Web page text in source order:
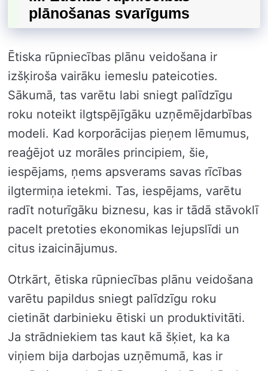
plānošanas svarīgums
Ētiska rūpniecības plānu veidošana ir
izšķiroša vairāku iemeslu pateicoties.
Sākumā, tas varētu labi sniegt palīdzīgu
roku noteikt ilgtspējīgāku uzņēmējdarbības
modeli. Kad korporācijas pieņem lēmumus,
reaģējot uz morāles principiem, šie,
iespējams, ņems apsverams savas rīcības
ilgtermiņa ietekmi. Tas, iespējams, varētu
radīt noturīgāku biznesu, kas ir tādā stāvoklī
pacelt pretoties ekonomikas lejupslīdi un
citus izaicinājumus.
Otrkārt, ētiska rūpniecības plānu veidošana
varētu papildus sniegt palīdzīgu roku
cietināt darbinieku ētiski un produktivitāti.
Ja strādniekiem tas kaut kā šķiet, ka ka
viņiem bija darbojas uzņēmumā, kas ir